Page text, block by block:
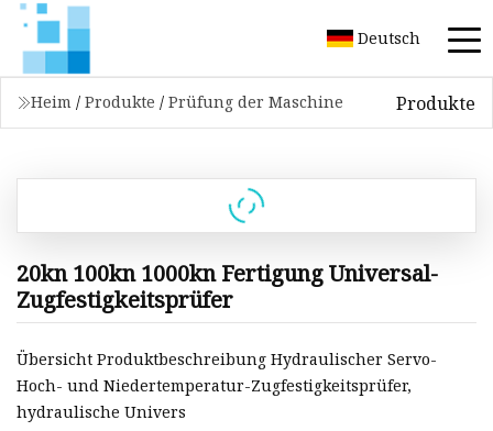
Deutsch
Heim / Produkte / Prüfung der Maschine Produkte
20kn 100kn 1000kn Fertigung Universal-
Zugfestigkeitsprüfer
Übersicht Produktbeschreibung Hydraulischer Servo-
Hoch- und Niedertemperatur-Zugfestigkeitsprüfer,
hydraulische Univers